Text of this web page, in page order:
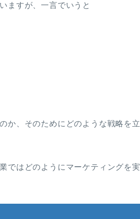
ますが、一言でいうと
か、そのためにどのような戦略を立
ではどのようにマーケティングを実